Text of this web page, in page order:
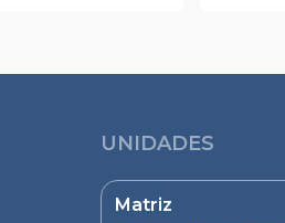
UNIDADES
Matriz